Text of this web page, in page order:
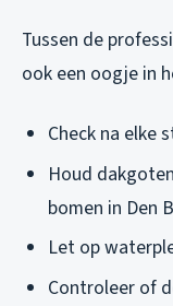
Tussen de
ook een oogje in
Check na elke
Houd
bomen in Den
Let op
Controleer of